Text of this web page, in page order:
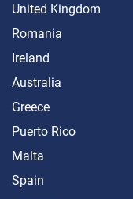
United Kingdom
Romania
Ireland
Australia
Greece
Puerto Rico
Malta
Spain